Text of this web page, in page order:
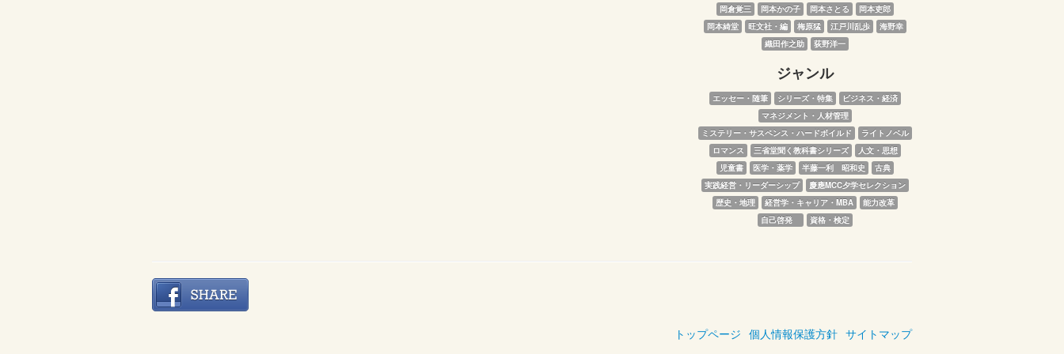
岡倉覚三 岡本かの子 岡本さとる
岡本吏郎
岡本綺堂
旺文社・編 梅原猛 江戸川乱歩
海野幸
織田作之助
荻野洋一
ジャンル
エッセー・随筆 シリーズ・特集
ビジネス・経済
マネジメント・人材管理
ミステリー・サスペンス・ハードボイルド
ライトノベル
ロマンス
三省堂聞く教科書シリーズ
人文・思想
児童書
医学・薬学 半藤一利　昭和史
古典
実践経営・リーダーシップ
慶應MCC夕学セレクション
歴史・地理
経営学・キャリア・MBA
能力改革
自己啓発
資格・検定
トップページ 個人情報保護方針 サイトマップ